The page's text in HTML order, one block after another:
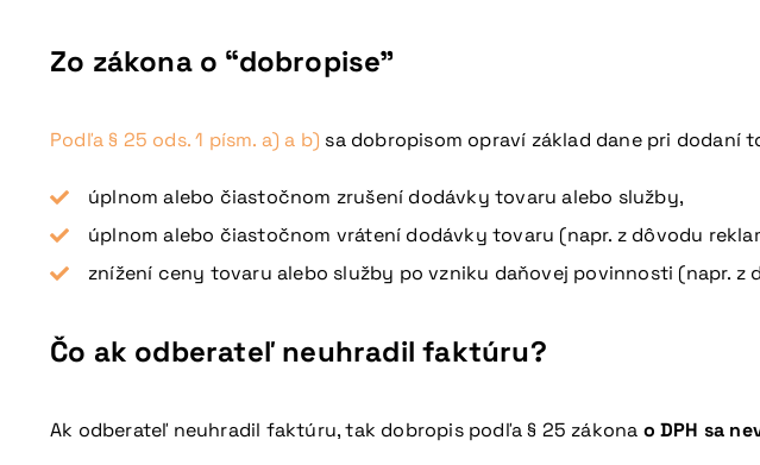
Zo zákona o “dobropise”
Podľa § 25 ods. 1 písm. a) a b) sa dobropisom opraví základ dane pri
úplnom alebo čiastočnom zrušení dodávky tovaru alebo služby,
úplnom alebo čiastočnom vrátení dodávky tovaru (napr. z dôvodu
znížení ceny tovaru alebo služby po vzniku daňovej povinnosti (napr.
Čo ak odberateľ neuhradil faktúru?
Ak odberateľ neuhradil faktúru, tak dobropis podľa § 25 zákona o DPH sa